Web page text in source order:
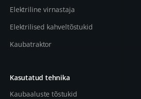
Elektriline virnastaja
Elektrilised kahveltõstukid
Kaubatraktor
Kasutatud tehnika
Kaubaaluste tõstukid